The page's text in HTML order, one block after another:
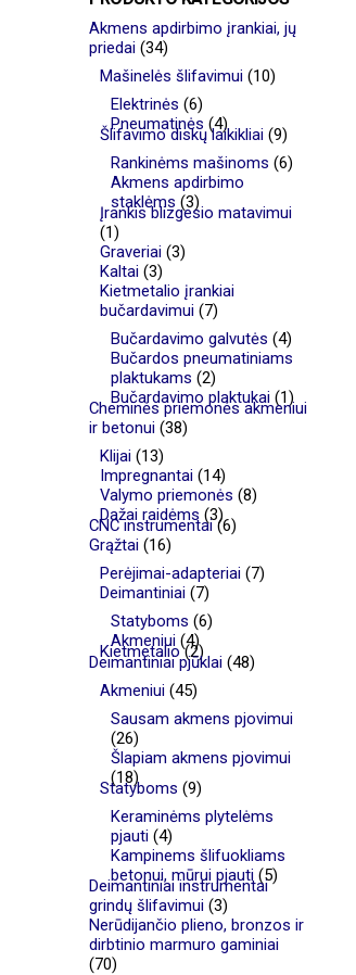
Akmens apdirbimo įrankiai, jų
priedai (34)
Mašinelės šlifavimui (10)
Elektrinės (6)
Pneumatinės (4)
Šlifavimo diskų laikikliai (9)
Rankinėms mašinoms (6)
Akmens apdirbimo
staklėms (3)
Įrankis blizgesio matavimui
(1)
Graveriai (3)
Kaltai (3)
Kietmetalio įrankiai
bučardavimui (7)
Bučardavimo galvutės (4)
Bučardos pneumatiniams
plaktukams (2)
Bučardavimo plaktukai (1)
Cheminės priemonės akmeniui
ir betonui (38)
Klijai (13)
Impregnantai (14)
Valymo priemonės (8)
Dažai raidėms (3)
CNC instrumentai (6)
Grąžtai (16)
Perėjimai-adapteriai (7)
Deimantiniai (7)
Statyboms (6)
Akmeniui (4)
Kietmetalio (2)
Deimantiniai pjūklai (48)
Akmeniui (45)
Sausam akmens pjovimui
(26)
Šlapiam akmens pjovimui
(18)
Statyboms (9)
Keraminėms plytelėms
pjauti (4)
Kampinems šlifuokliams
betonui, mūrui pjauti (5)
Deimantiniai instrumentai
grindų šlifavimui (3)
Nerūdijančio plieno, bronzos ir
dirbtinio marmuro gaminiai
(70)